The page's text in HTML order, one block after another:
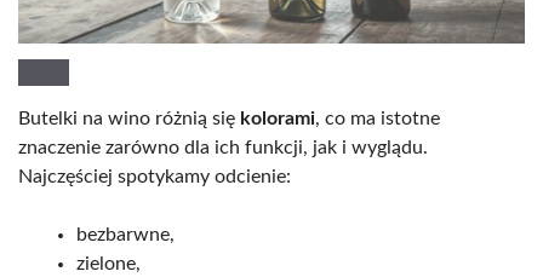
Butelki na wino różnią się kolorami, co ma istotne
znaczenie zarówno dla ich funkcji, jak i wyglądu.
Najczęściej spotykamy odcienie:
bezbarwne,
zielone,